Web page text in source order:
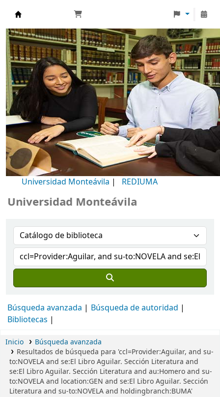
Biblioteca Universidad Monteávila
Universidad Monteávila | REDIUMA
Monteávila
Búsqueda avanzada
Búsqueda de autoridad
Bibliotecas
Inicio
Búsqueda avanzada
Resultados de búsqueda para 'ccl=Provider:Aguilar, and su-
to:NOVELA and se:El Libro Aguilar. Sección Literatura and
se:El Libro Aguilar. Sección Literatura and au:Homero and su-
to:NOVELA and location:GEN and se:El Libro Aguilar. Sección
Literatura and su-to:NOVELA and holdingbranch:BUMA'